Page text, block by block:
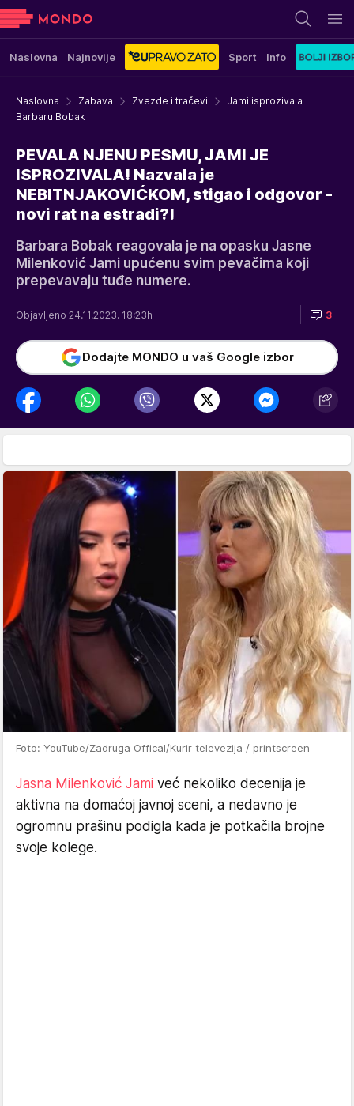
Naslovna Najnovije Sport Info
Naslovna Zabava Zvezde i tračevi
Jami isprozivala
Barbaru Bobak
PEVALA NJENU PESMU, JAMI JE
ISPROZIVALA! Nazvala je
NEBITNJAKOVIĆKOM, stigao i odgovor -
novi rat na estradi?!
Barbara Bobak reagovala je na opasku Jasne
Milenković Jami upućenu svim pevačima koji
prepevavaju tuđe numere.
Objavljeno 24.11.2023. 18:23h 3
Dodajte MONDO u vaš Google izbor
Foto: YouTube/Zadruga Offical/Kurir televezija / printscreen
Jasna Milenković Jami već nekoliko decenija je
aktivna na domaćoj javnoj sceni, a nedavno je
ogromnu prašinu podigla kada je potkačila brojne
svoje kolege.